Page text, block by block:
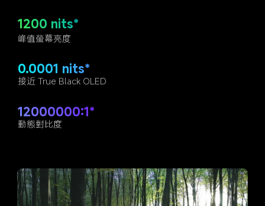
1200 nits*
峰值螢幕亮度
0.0001 nits*
接近 True Black OLED
12000000:1*
動態對比度